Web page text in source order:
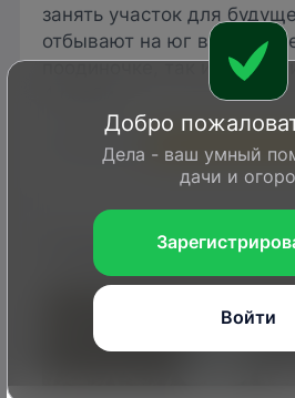
занять участок для
отбывают на юг в
поодиночке, так и
Гнездование
Добро
Дела - ваш умный
дачи и
Войти